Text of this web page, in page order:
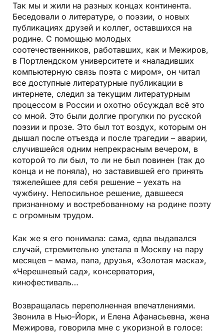
Так мы и жили на разных концах континента.
Беседовали о литературе, о поэзии, о новых
публикациях друзей и коллег, оставшихся на
родине. С помощью молодых
соотечественников, работавших, как и Межиров,
в Портлендском университете и «наладивших
компьютерную связь поэта с миром», он читал
все доступные литературные публикации в
интернете, следил за текущим литературным
процессом в России и охотно обсуждал всё это
со мной. Это были долгие прогулки по русской
поэзии и прозе. Это был тот воздух, которым он
дышал после отъезда и после трагедии – аварии,
случившейся одним непрекрасным вечером, в
которой то ли был, то ли не был повинен (так до
конца и не поняла), но заставившей его принять
тяжелейшее для себя решение – уехать на
чужбину. Непосильное решение, давшееся
признанному и востребованному на родине поэту
с огромным трудом.
Как же я его понимала: сама, едва выдавался
случай, стремительно улетала в Москву на пару
месяцев – мама, папа, друзья, «Золотая маска»,
«Черешневый сад», консерватория,
кинофестиваль…
Возвращалась переполненная впечатлениями.
Звонила в Нью-Йорк, и Елена Афанасьевна, жена
Межирова, говорила мне с укоризной в голосе: